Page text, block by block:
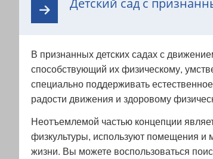
Детский сад с
В признанных детских садах с
способствующий их физическому,
специально поддерживать
радости движения и здоровому
Неотъемлемой частью концепции
физкультуры, используют помещения и
жизни. Вы можете воспользоваться